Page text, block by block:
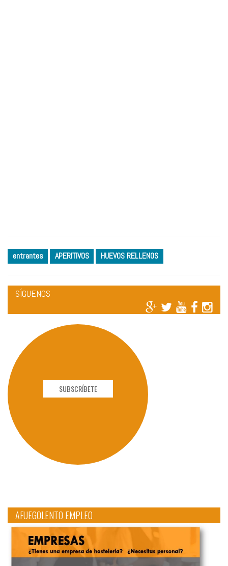
entrantes APERITIVOS HUEVOS RELLENOS
SÍGUENOS
SUBSCRÍBETE
AFUEGOLENTO EMPLEO